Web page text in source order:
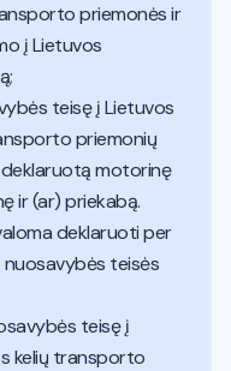
priemonės ir
į Lietuvos
teisę į Lietuvos
priemonių
motorinę
ir (ar) priekabą.
deklaruoti per
teisės
teisę į
kelių transporto